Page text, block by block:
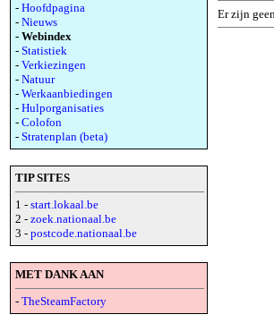
- Hoofdpagina
- Nieuws
- Webindex
- Statistiek
- Verkiezingen
- Natuur
- Werkaanbiedingen
- Hulporganisaties
- Colofon
- Stratenplan (beta)
TIP SITES
1 - start.lokaal.be
2 - zoek.nationaal.be
3 - postcode.nationaal.be
MET DANK AAN
- TheSteamFactory
Er zijn